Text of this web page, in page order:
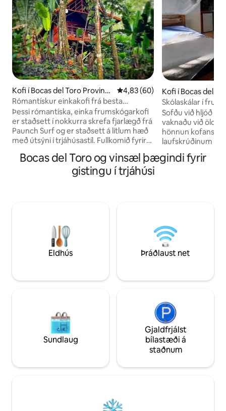
Kofi í Bocas del Toro Provinc
e
4,83 af 5 í meðaleinkunn, 60
4,83 (60)
Rómantískur einkakofi frá besta
brimbretti Bocas
Þessi rómantíska, einka frumskógarkofi
er staðsett í nokkurra skrefa fjarlægð frá
Paunch Surf og er staðsett á litlum hæð
með útsýni í trjáhúsastíl. Fullkomið fyrir
friðsælt hitabeltisfrí með hröðu Wi-Fi,
sjávargolu og greiðan aðgang að einum
bestu öldunum í Bocas. Þegar þú gistir í
rúminu þínu. Upplifðu það besta sem
Bocas hefur að bjóða — brimbrettabrun
við dyraþrepið og dýralíf í kringum þig.
Kofi í Bocas del
e
Skólaskálar í
að SJÓNUM
Sofðu við hljóð
vaknaðu við
hönnun kofans
laufskrúðinum og
eins og að vera í
staður fyrir
dýralífið frá
sannkallað frí til
ókeypis!
Bocas del Toro og vinsæl þægindi fyrir
gistingu í trjáhúsi
Eldhús Þráðlaust net
Sundlaug
Gjaldfrjálst
bílastæði á
staðnum